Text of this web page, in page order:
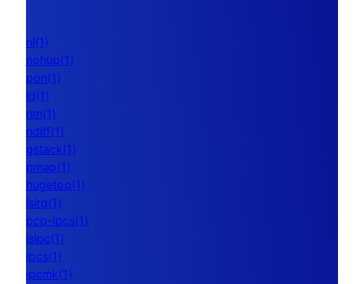
nl(1)
nohup(1)
pon(1)
ld(1)
nm(1)
ndiff(1)
gstack(1)
pmap(1)
hugetop(1)
lsirq(1)
pcp-ipcs(1)
lsipc(1)
ipcs(1)
ipcmk(1)